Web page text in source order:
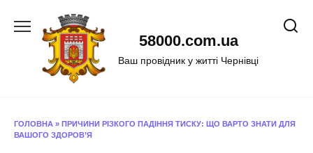
58000.com.ua
Ваш провідник у житті Чернівці
ГОЛОВНА » ПРИЧИНИ РІЗКОГО ПАДІННЯ ТИСКУ: ЩО ВАРТО ЗНАТИ ДЛЯ
ВАШОГО ЗДОРОВ’Я